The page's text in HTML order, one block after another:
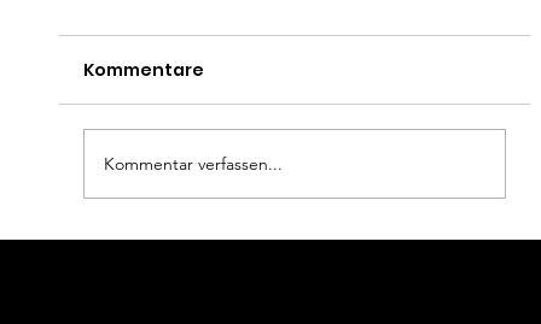
Kommentare
Kommentar verfassen...